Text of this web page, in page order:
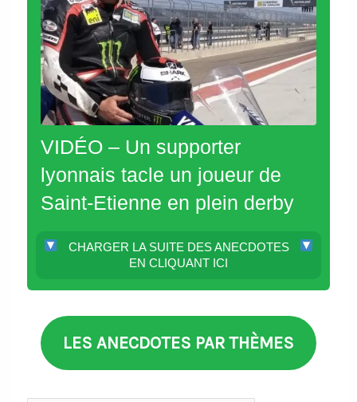
VIDÉO – Un supporter
lyonnais tacle un joueur de
Saint-Etienne en plein derby
CHARGER LA SUITE DES ANECDOTES
EN CLIQUANT ICI
LES ANECDOTES PAR THÈMES